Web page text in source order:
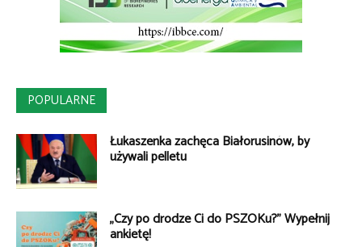
POPULARNE
Łukaszenka zachęca Białorusinów, by
używali pelletu
„Czy po drodze Ci do PSZOKu?” Wypełnij
ankietę!